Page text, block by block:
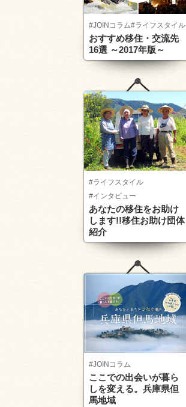
#JOINコラム#ライフスタイル
おすすめ移住・交流先
16選 ～2017年版～
#ライフスタイル
#インタビュー
あなたの移住をお助け
します!!移住お助け団体
紹介
#JOINコラム
ここでの出会いが暮ら
しを変える。兵庫県但
馬地域